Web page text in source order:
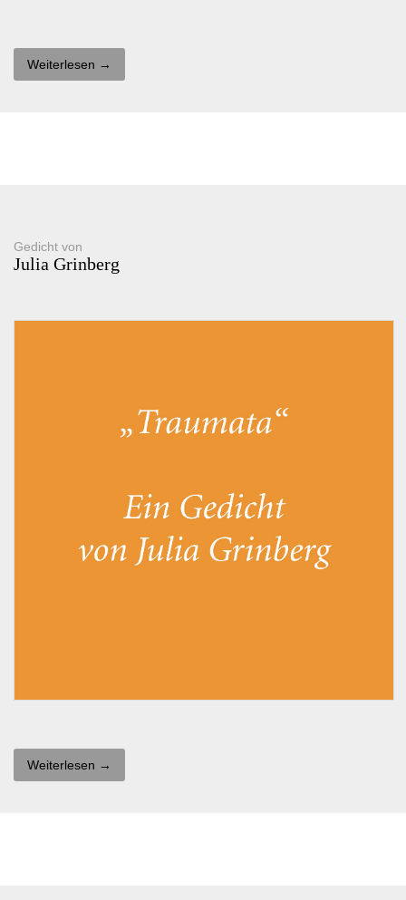
Weiterlesen →
Gedicht von
Julia Grinberg
Weiterlesen →